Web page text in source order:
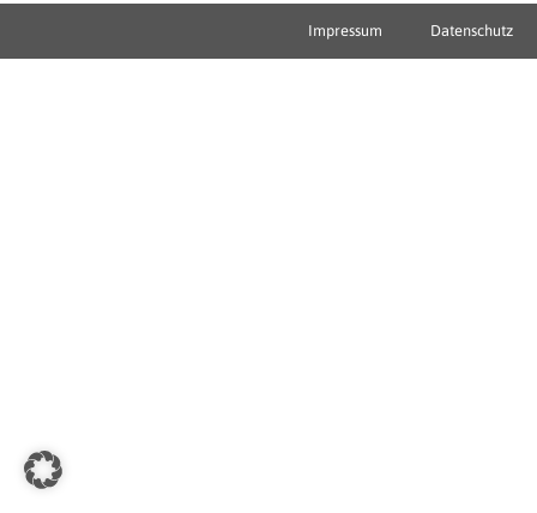
Impressum Datenschutz